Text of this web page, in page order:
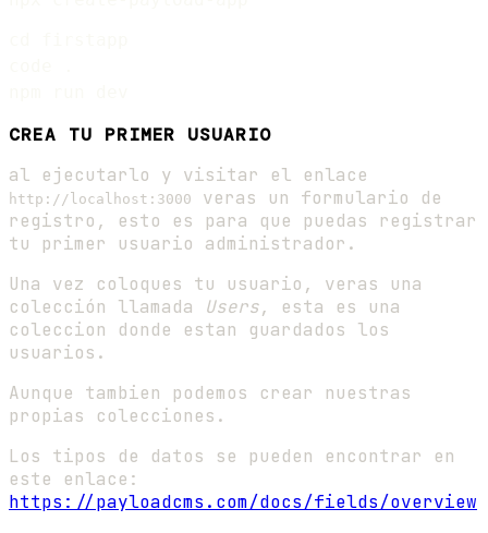
CREA TU PRIMER USUARIO
al ejecutarlo y visitar el enlace
http://localhost:3000
veras un formulario de
registro, esto es para que puedas registrar
tu primer usuario administrador.
Una vez coloques tu usuario, veras una
colección llamada Users, esta es una
coleccion donde estan guardados los
usuarios.
Aunque tambien podemos crear nuestras
propias colecciones.
Los tipos de datos se pueden encontrar en
este enlace:
https://payloadcms.com/docs/fields/overview